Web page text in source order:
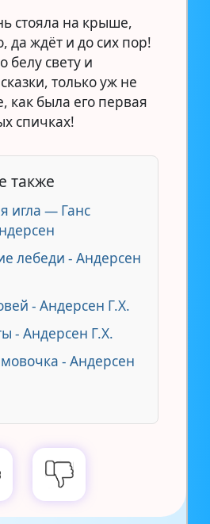
стояла на крыше,
да ждёт и до сих пор!
белу свету и
только уж не
как была его первая
спичках!
также
игла — Ганс
лебеди - Андерсен
- Андерсен Г.Х.
- Андерсен Г.Х.
- Андерсен